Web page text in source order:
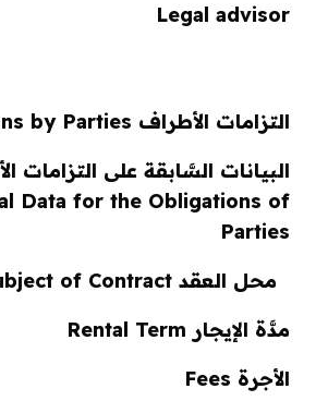
Legal advisor
التزامات الأطراف Obligations by Parties
البيانات السَّابقة على التزامات
Data for the Obligations of
Parties
محل العقد Subject of Contract
مدَّة الإيجار Rental Term
الأجرة Fees